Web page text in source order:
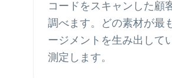
コードをスキャンした顧
調べます。どの素材が最
ージメントを生み出して
測定します。